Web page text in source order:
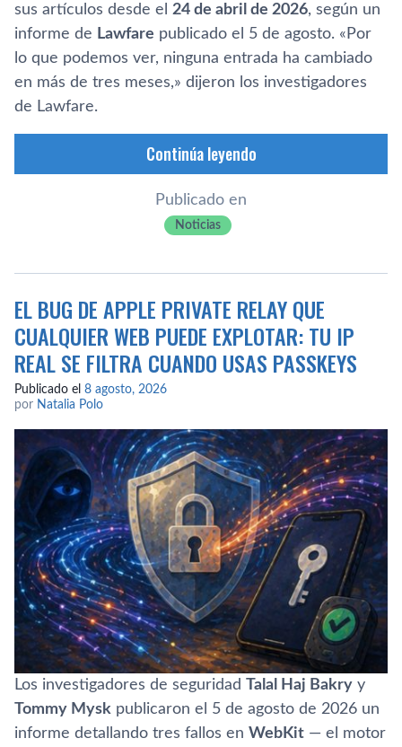
sus artículos desde el 24 de abril de 2026, según un
informe de Lawfare publicado el 5 de agosto. «Por
lo que podemos ver, ninguna entrada ha cambiado
en más de tres meses,» dijeron los investigadores
de Lawfare.
Continúa leyendo
Publicado en
Noticias
EL BUG DE APPLE PRIVATE RELAY QUE
CUALQUIER WEB PUEDE EXPLOTAR: TU IP
REAL SE FILTRA CUANDO USAS PASSKEYS
Publicado el 8 agosto, 2026
por Natalia Polo
Los investigadores de seguridad Talal Haj Bakry y
Tommy Mysk publicaron el 5 de agosto de 2026 un
informe detallando tres fallos en WebKit — el motor